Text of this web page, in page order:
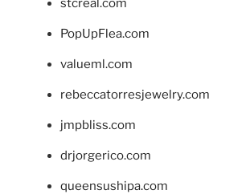
stcreal.com
PopUpFlea.com
valueml.com
rebeccatorresjewelry.com
jmpbliss.com
drjorgerico.com
queensushipa.com